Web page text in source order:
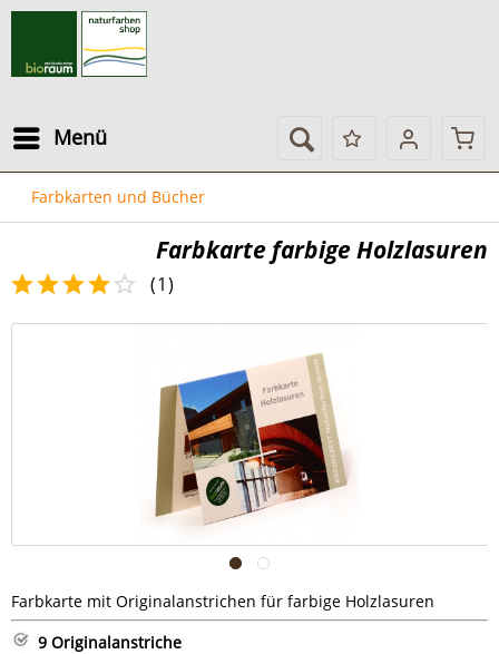
Menü
Farbkarten und Bücher
Farbkarte farbige Holzlasuren
(1)
Farbkarte mit Originalanstrichen für farbige Holzlasuren
9 Originalanstriche